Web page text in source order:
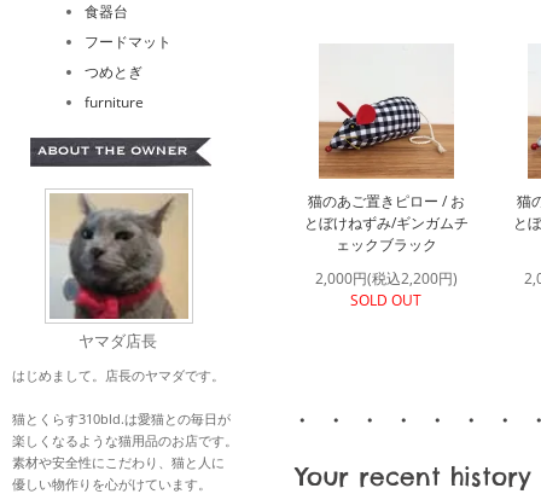
猫のあご置きピロー / お
とぼけねずみ/ギンガムチ
ェックブラック
2,000円(税込2,200円)
SOLD OUT
猫
と
・ ・ ・ ・ ・ ・ ・
Your recent history
食器台
フードマット
つめとぎ
furniture
ヤマダ店長
はじめまして。店長のヤマダです。
猫とくらす310bld.は愛猫との毎日が
楽しくなるような猫用品のお店です。
素材や安全性にこだわり、猫と人に
優しい物作りを心がけています。